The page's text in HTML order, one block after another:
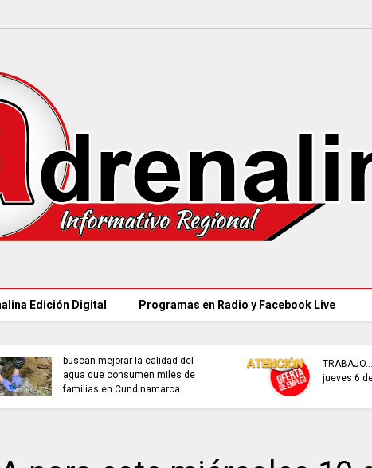
Edición Digital Programas en Radio y Facebook Live
buscan mejorar la calidad del
agua que consumen miles de
familias en Cundinamarca.
jueves 6 de agosto de